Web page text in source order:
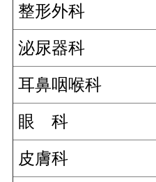
整形外科
泌尿器科
耳鼻咽喉科
眼 科
皮膚科